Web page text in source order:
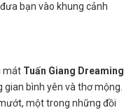
bạn vào khung cảnh
mát Tuấn Giang Dreaming
bình yên và thơ mộng.
một trong những đồi